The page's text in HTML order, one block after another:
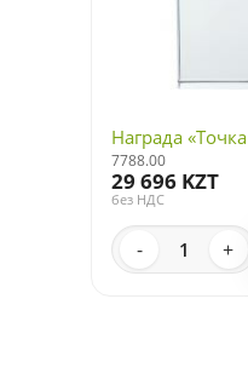
Награда
7788.00
29 696 KZT
без НДС
- +